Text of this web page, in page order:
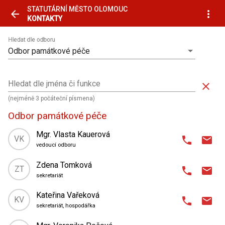
arrow_back
STATUTÁRNÍ MĚSTO OLOMOUC
KONTAKTY
more_vert
Odbor památkové péče
Hledat dle odboru
Hledat dle jména či funkce
(nejméně 3 počáteční písmena)
close
Odbor památkové péče
phone email
VK Mgr. Vlasta Kauerová
vedoucí odboru
domain Odbor památkové péče
place Hynaisova 10
phone588 488 130
phone email
ZT Zdena Tomková
sekretariát
domain Odbor památkové péče
place Hynaisova 10,
phone email
KV Kateřina Vařeková
sekretariát, hospodářka
domain Odbor památkové péče